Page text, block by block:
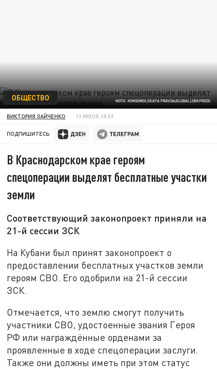
ФОТО: KOMSOMOLSKAYA PRAVDA/GLOBALLOOKPRESS
ОБЩЕСТВО
ВИКТОРИЯ ЗАЙЧЕНКО 13 ИЮЛЯ 18:09
ПОДПИШИТЕСЬ:
В Краснодарском крае героям
спецоперации выделят бесплатные участки
земли
Соответствующий законопроект приняли на
21-й сессии ЗСК
На Кубани был принят законопроект о
предоставлении бесплатных участков земли
героям СВО. Его одобрили на 21-й сессии
ЗСК.
Отмечается, что землю смогут получить
участники СВО, удостоенные звания Героя
РФ или награждённые орденами за
проявленные в ходе спецоперации заслуги.
Также они должны иметь при этом статус